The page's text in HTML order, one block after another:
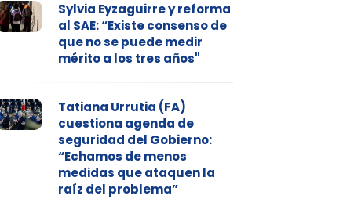
Sylvia Eyzaguirre y reforma
al SAE: “Existe consenso de
que no se puede medir
mérito a los tres años"
Tatiana Urrutia (FA)
cuestiona agenda de
seguridad del Gobierno:
“Echamos de menos
medidas que ataquen la
raíz del problema”